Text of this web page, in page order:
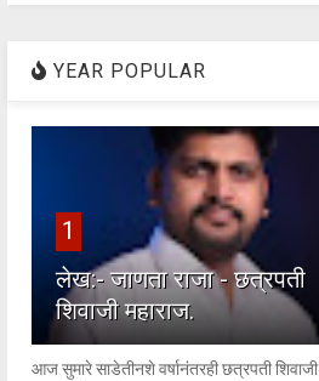
YEAR POPULAR
1
लेख:- जाणता राजा - छत्रपती
शिवाजी महाराज.
आज सुमारे साडेतीनशे वर्षानंतरही छत्रपती शिवाजी